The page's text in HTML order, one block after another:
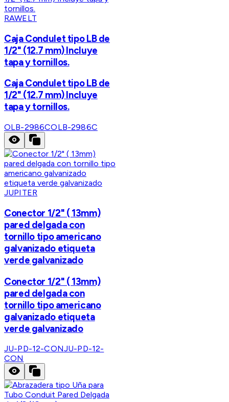
RAWELT
Caja Condulet tipo LB de
1/2" (12.7 mm) Incluye
tapa y tornillos.
Caja Condulet tipo LB de
1/2" (12.7 mm) Incluye
tapa y tornillos.
OLB-2986COLB-2986C
JUPITER
Conector 1/2" ( 13mm)
pared delgada con
tornillo tipo americano
galvanizado etiqueta
verde galvanizado
Conector 1/2" ( 13mm)
pared delgada con
tornillo tipo americano
galvanizado etiqueta
verde galvanizado
JU-PD-12-CONJU-PD-12-
CON